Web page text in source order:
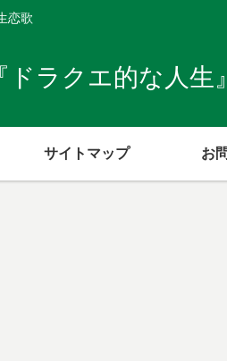
恋歌
ラクエ的な人生』
サイトマップ お